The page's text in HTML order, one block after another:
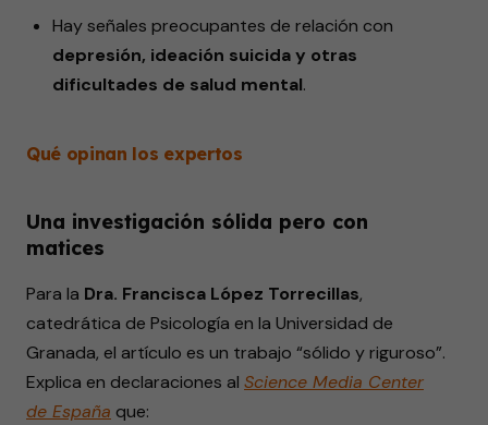
Hay señales preocupantes de relación con
depresión, ideación suicida y otras
dificultades de salud mental.
Qué opinan los expertos
Una investigación sólida pero con
matices
Para la Dra. Francisca López Torrecillas,
catedrática de Psicología en la Universidad de
Granada, el artículo es un trabajo “sólido y riguroso”.
Explica en declaraciones al Science Media Center
de España que: